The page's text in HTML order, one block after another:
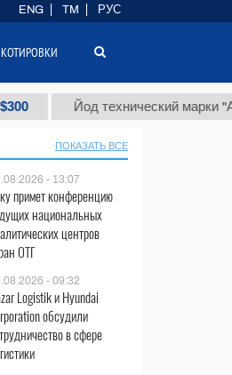
Йод технический марки "А" (т.)
ПОКАЗАТЬ ВСЕ
- 13:07
примет конференцию
национальных
центров
ОТГ
- 09:32
Logistik и Hyundai
обсудили
в сфере
ENG TM РУС
КОТИРОВКИ